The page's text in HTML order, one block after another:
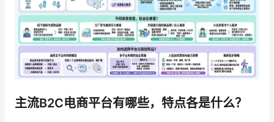
合作共进
入驻有赞 认证代理商
认证服务商 设计服务商
有赞云 数据通服务
主流B2C电商平台有哪些，特点各是什么？